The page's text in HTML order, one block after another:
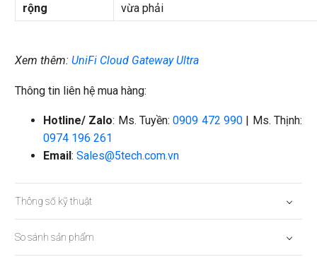
rộng
vừa phải
Xem thêm: UniFi Cloud Gateway Ultra
Thông tin liên hệ mua hàng:
Hotline/ Zalo: Ms. Tuyền:0909 472 990 | Ms. Thịnh:
0974 196 261
Email: Sales@5tech.com.vn
Thông số kỹ thuật
So sánh sản phẩm